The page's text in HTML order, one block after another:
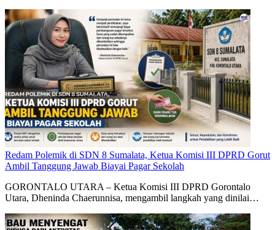
Redam Polemik di SDN 8 Sumalata, Ketua Komisi III DPRD Gorut
Ambil Tanggung Jawab Biayai Pagar Sekolah
GORONTALO UTARA – Ketua Komisi III DPRD Gorontalo
Utara, Dheninda Chaerunnisa, mengambil langkah yang dinilai…